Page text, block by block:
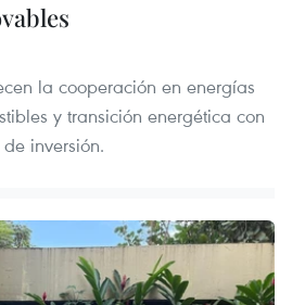
la cooperación en energías
y transición energética con
inversión.